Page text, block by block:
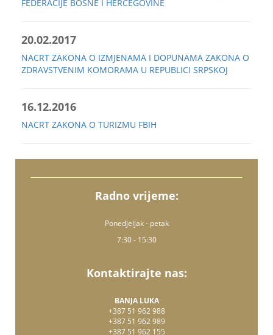
FEDERACIJE BOSNE I HERCEGOVINE
20.02.2017
NACRT ZAKONA O IZMJENAMA I DOPUNAMA ZAKONA O
ZDRAVSTVENIM KOMORAMA U REPUBLICI SRPSKOJ
16.12.2016
NACRT ZAKONA O TURIZMU FBIH
Radno vrijeme:
Ponedjeljak - petak
7:30 - 15:30
Kontaktirajte nas:
BANJA LUKA
+387 51 962 988
+387 51 962 989
+387 51 962 155